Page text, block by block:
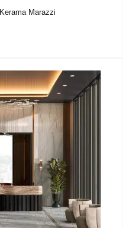
Kerama Marazzi